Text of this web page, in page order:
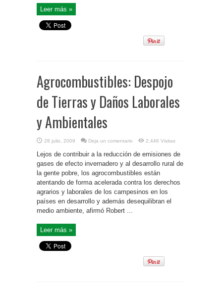
Leer más »
Agrocombustibles: Despojo
de Tierras y Daños Laborales
y Ambientales
28 julio, 2009 Deja un comentario 2,446 Visitas
Lejos de contribuir a la reducción de emisiones de
gases de efecto invernadero y al desarrollo rural de
la gente pobre, los agrocombustibles están
atentando de forma acelerada contra los derechos
agrarios y laborales de los campesinos en los
países en desarrollo y además desequilibran el
medio ambiente, afirmó Robert ...
Leer más »